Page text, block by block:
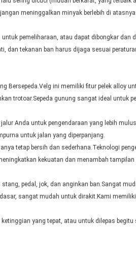
meninggalkan minyak berlebih di atasnya
pemeliharaan, atau dapat dibongkar dan
dan tekanan ban harus dijaga sesuai
Bersepeda.Velg ini memiliki fitur pelek alloy
trotoar.Sepeda gunung sangat ideal untuk
Anda untuk pengendaraan yang lebih
untuk jalan yang diperpanjang.
tetap bersih dan sederhana.Teknologi
kekuatan dan menambah tampilan
pedal, jok, dan anginkan ban.Sangat
sangat mudah untuk dirakit.Kami
yang tepat, atau untuk dilepas